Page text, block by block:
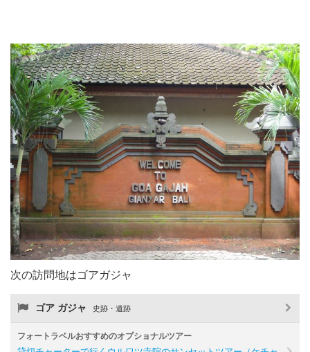
次の訪問地はゴアガジャ
ゴア ガジャ 史跡・遺跡
フォートラベルおすすめのオプショナルツアー